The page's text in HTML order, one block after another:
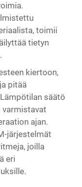
toimii
tietyn
kiertoon,
pitää
säätö
varmistavat
ajan.
järjestelmät
joilla
eri